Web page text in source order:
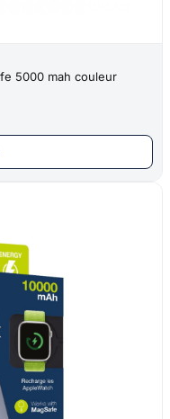
5000 mah couleur